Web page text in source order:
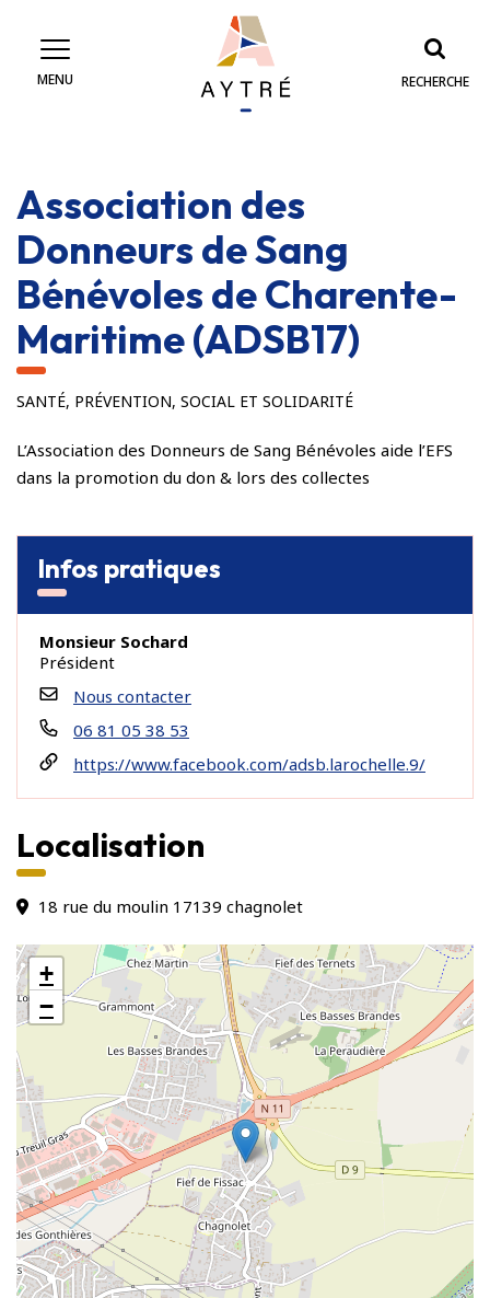
MENU RECHERCHE
Association des
Donneurs de Sang
Bénévoles de Charente-
Maritime (ADSB17)
SANTÉ, PRÉVENTION, SOCIAL ET SOLIDARITÉ
L’Association des Donneurs de Sang Bénévoles aide l’EFS
dans la promotion du don & lors des collectes
Infos pratiques
Monsieur Sochard
Président
Nous contacter
06 81 05 38 53
https://www.facebook.com/adsb.larochelle.9/
Localisation
18 rue du moulin 17139 chagnolet
+
−